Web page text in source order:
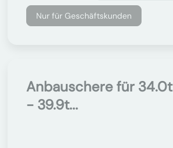
Nur für Geschäftskunden
Anbauschere für 34.0t
- 39.9t...